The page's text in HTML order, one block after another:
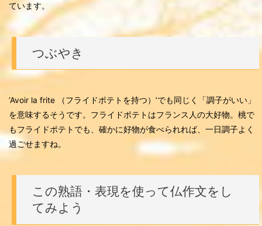
ています。
つぶやき
‘Avoir la frite （フライドポテトを持つ）’でも同じく「調子がいい」
を意味するそうです。フライドポテトはフランス人の大好物。桃で
もフライドポテトでも、確かに好物が食べられれば、一日調子よく
過ごせますね。
この熟語・表現を使って仏作文をし
てみよう